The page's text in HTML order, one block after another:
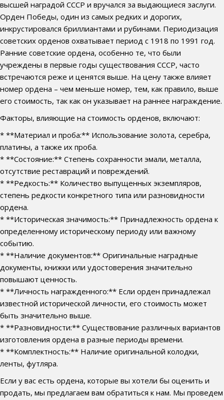
высшей наградой СССР и вручался за выдающиеся заслуги.
Орден Победы, один из самых редких и дорогих,
инкрустировался бриллиантами и рубинами. Периодизация
советских орденов охватывает период с 1918 по 1991 год.
Ранние советские ордена, особенно те, что были
учреждены в первые годы существования СССР, часто
встречаются реже и ценятся выше. На цену также влияет
номер ордена – чем меньше номер, тем, как правило, выше
его стоимость, так как он указывает на раннее награждение.
Факторы, влияющие на стоимость орденов, включают:
* **Материал и проба:** Использование золота, серебра,
платины, а также их проба.
* **Состояние:** Степень сохранности эмали, металла,
отсутствие реставраций и повреждений.
* **Редкость:** Количество выпущенных экземпляров,
степень редкости конкретного типа или разновидности
ордена.
* **Историческая значимость:** Принадлежность ордена к
определенному историческому периоду или важному
событию.
* **Наличие документов:** Оригинальные наградные
документы, книжки или удостоверения значительно
повышают ценность.
* **Личность награжденного:** Если орден принадлежал
известной исторической личности, его стоимость может
быть значительно выше.
* **Разновидности:** Существование различных вариантов
изготовления ордена в разные периоды времени.
* **Комплектность:** Наличие оригинальной колодки,
ленты, футляра.
Если у вас есть ордена, которые вы хотели бы оценить и
продать, мы предлагаем вам обратиться к нам. Мы проведем